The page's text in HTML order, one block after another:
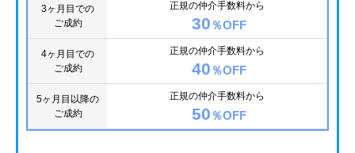
3ヶ月目での
ご成約
正規の仲介手数料から
30 ％OFF
4ヶ月目での
ご成約
正規の仲介手数料から
40 ％OFF
5ヶ月目以降の
ご成約
正規の仲介手数料から
50 ％OFF